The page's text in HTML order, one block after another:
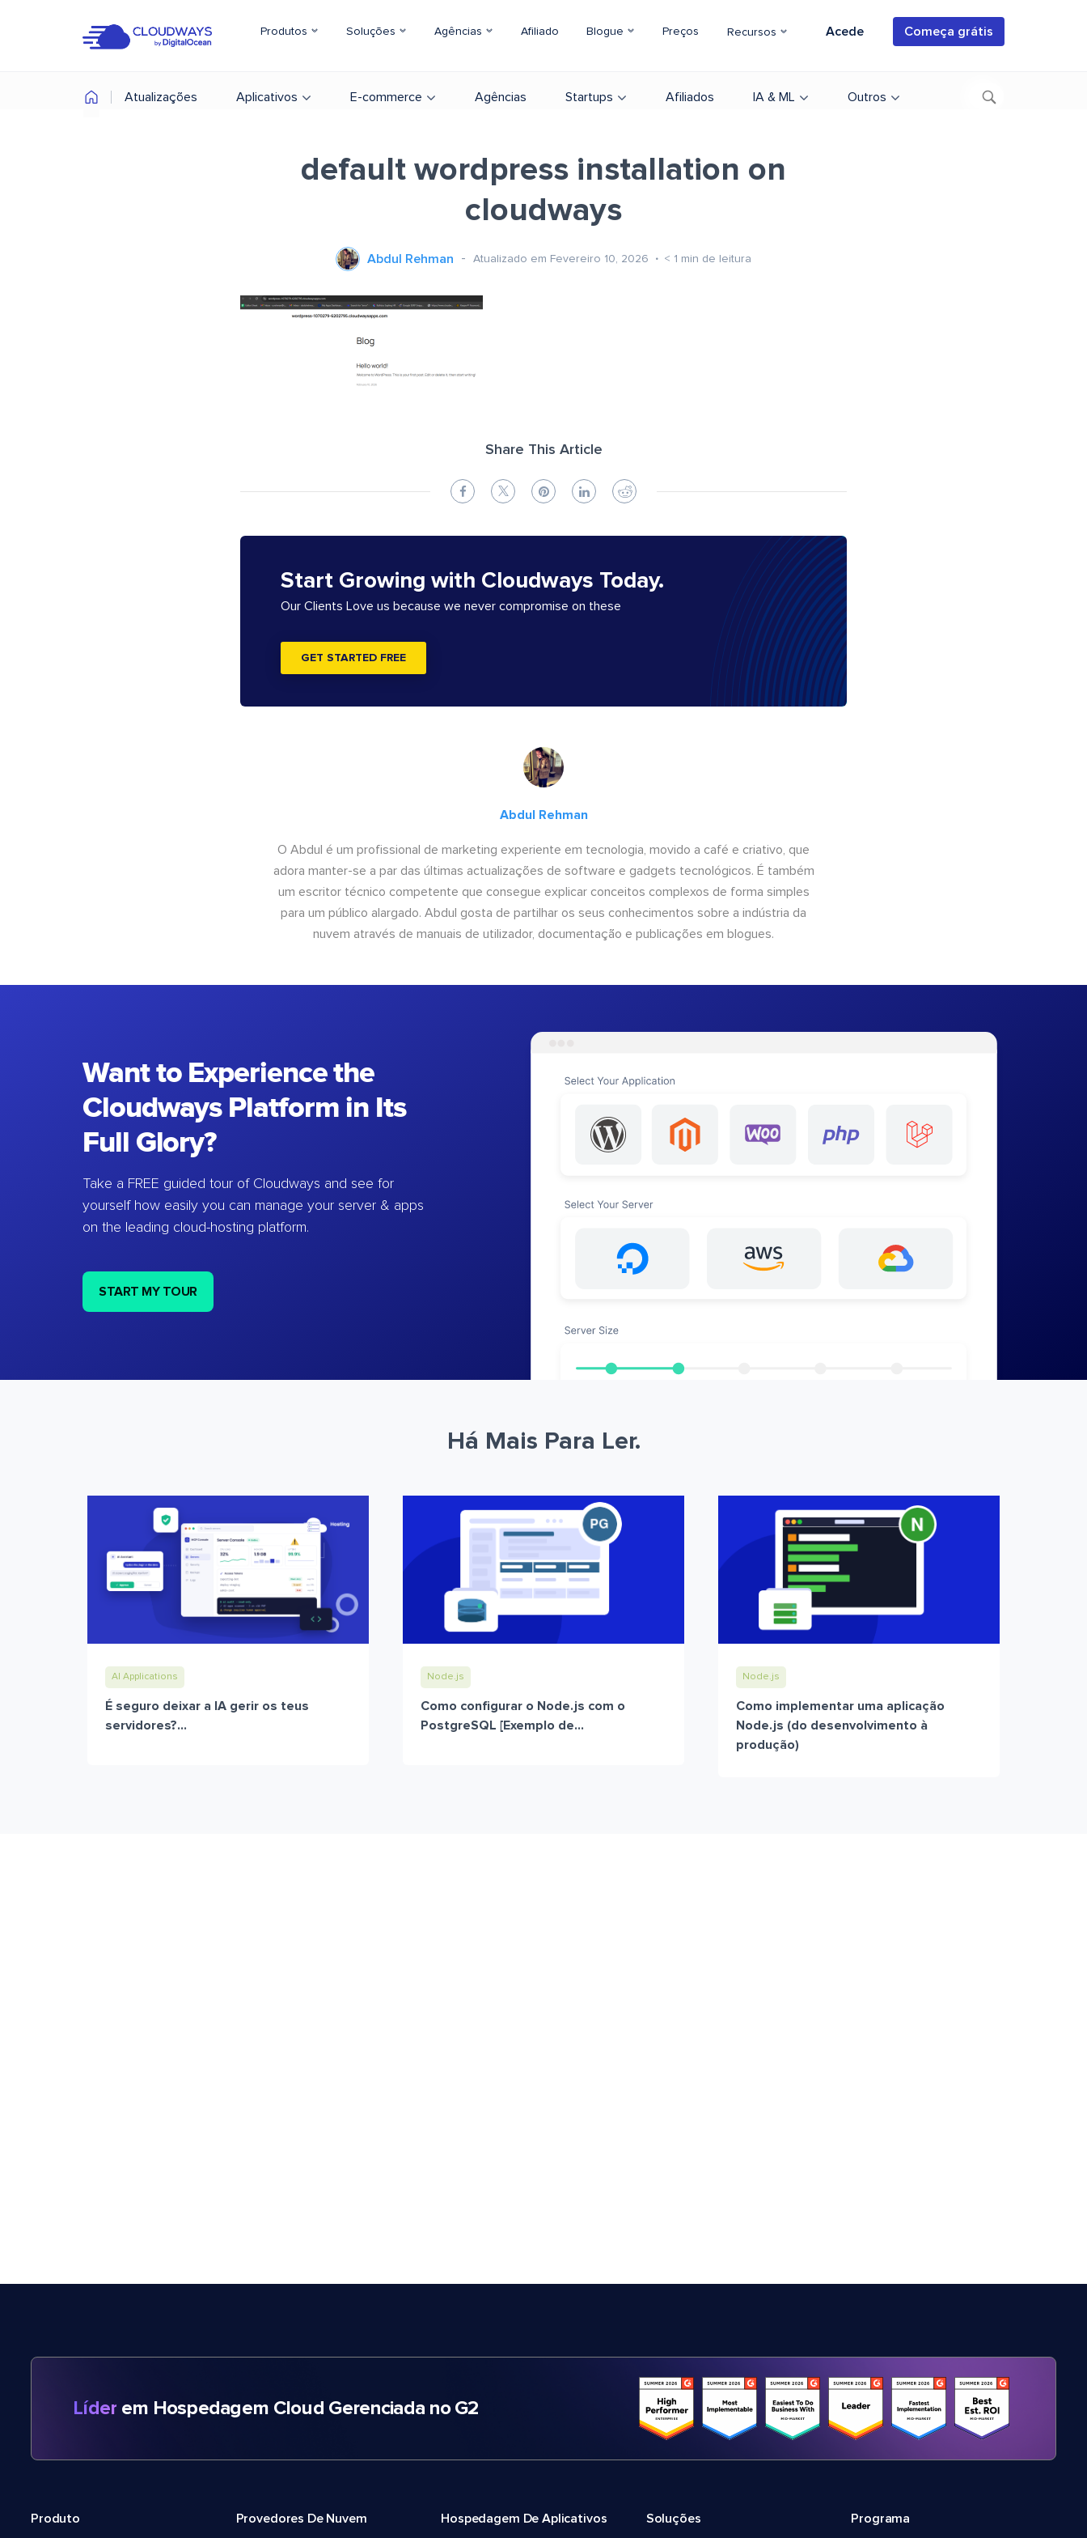
Produtos Soluções Agências Afiliado Blogue Preços Recursos Acede Começa grátis
Atualizações Aplicativos E-commerce Agências Startups Afiliados IA & ML Outros
default wordpress installation on
cloudways
Abdul Rehman Atualizado em Fevereiro 10, 2026 < 1 min de leitura
Share This Article
Start Growing with Cloudways Today.
Our Clients Love us because we never compromise on these
GET STARTED FREE
Abdul Rehman
O Abdul é um profissional de marketing experiente em tecnologia, movido a café e criativo, que
adora manter-se a par das últimas actualizações de software e gadgets tecnológicos. É também
um escritor técnico competente que consegue explicar conceitos complexos de forma simples
para um público alargado. Abdul gosta de partilhar os seus conhecimentos sobre a indústria da
nuvem através de manuais de utilizador, documentação e publicações em blogues.
Want to Experience the
Cloudways Platform in Its
Full Glory?
Take a FREE guided tour of Cloudways and see for
yourself how easily you can manage your server & apps
on the leading cloud-hosting platform.
START MY TOUR
Há Mais Para Ler.
AI Applications
É seguro deixar a IA gerir os teus
servidores?...
Node.js
Como configurar o Node.js com o
PostgreSQL [Exemplo de...
Node.js
Como implementar uma aplicação
Node.js (do desenvolvimento à
produção)
Líder em Hospedagem Cloud Gerenciada no G2
Produto Provedores De Nuvem Hospedagem De Aplicativos Soluções Programa